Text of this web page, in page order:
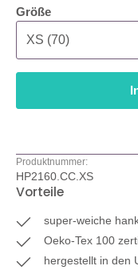
Größeauswählen
Produktnummer:
HP2160.CC.XS
Vorteile
super-weiche
Oeko-Tex 100
hergestellt in den